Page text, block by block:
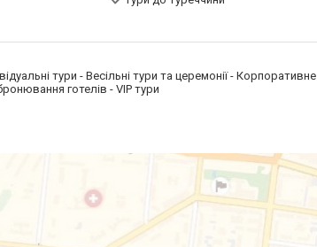
тури - Весільні тури та церемонії - Корпоративне
готелів - VIP тури